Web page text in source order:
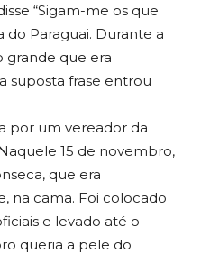
“Sigam-me os que
do Paraguai. Durante a
grande que era
suposta frase entrou
por um vereador da
15 de novembro,
que era
na cama. Foi colocado
e levado até o
queria a pele do